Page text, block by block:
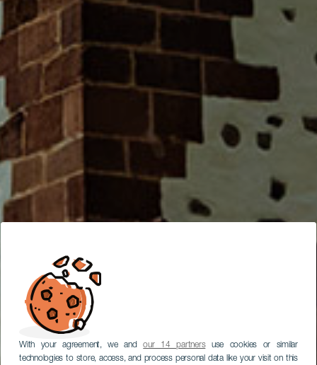
With your agreement, we andour 14 partnersuse cookies or similar
technologies to store, access, and process personal data like your visit on this